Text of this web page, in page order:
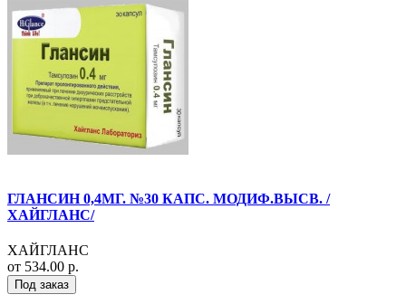
ГЛАНСИН 0,4МГ. №30 КАПС. МОДИФ.ВЫСВ. /
ХАЙГЛАНС/
ХАЙГЛАНС
от 534.00 р.
Под заказ